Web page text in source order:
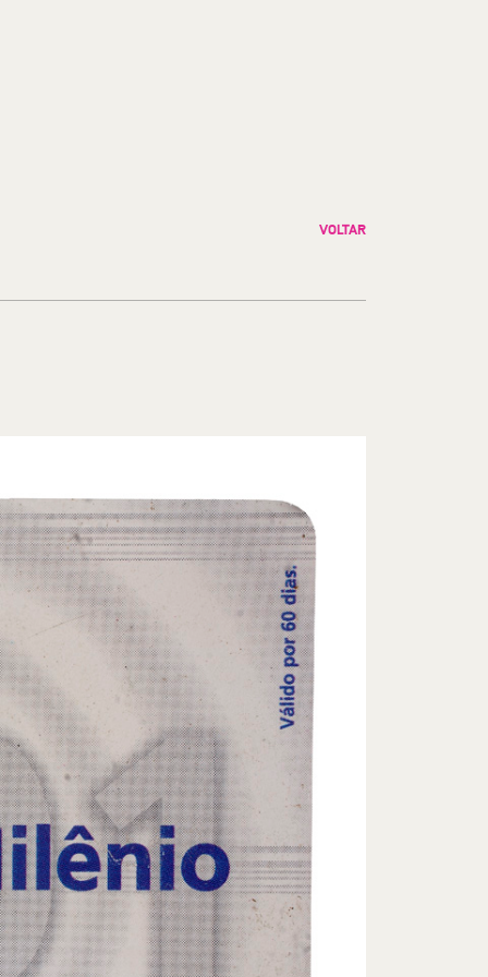
VOLTAR